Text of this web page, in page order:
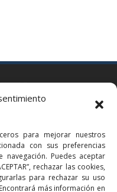
para mejorar nuestros
con sus preferencias
Puedes aceptar
rechazar las cookies,
para rechazar su uso
Encontrará más información en
Barcelona
Granollers (Bcn)